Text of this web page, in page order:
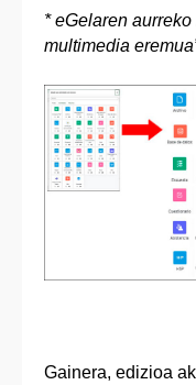
* eGelaren aurreko
multimedia
Gainera, edizioa